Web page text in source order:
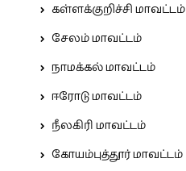
கள்ளக்குறிச்சி மாவட்டம்
சேலம் மாவட்டம்
நாமக்கல் மாவட்டம்
ஈரோடு மாவட்டம்
நீலகிரி மாவட்டம்
கோயம்புத்தூர் மாவட்டம்